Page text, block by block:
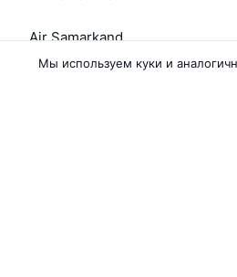
Air Samarkand
Победа
Россия
Мы используем куки и